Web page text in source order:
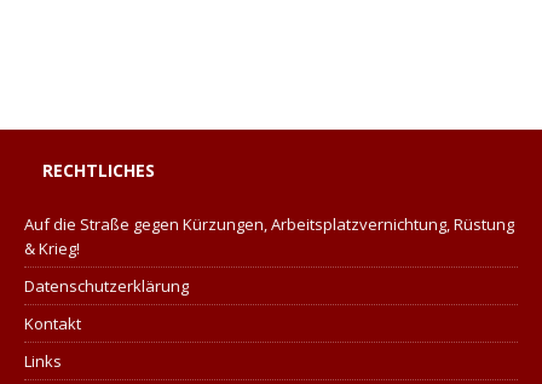
RECHTLICHES
Auf die Straße gegen Kürzungen, Arbeitsplatzvernichtung, Rüstung
& Krieg!
Datenschutzerklärung
Kontakt
Links